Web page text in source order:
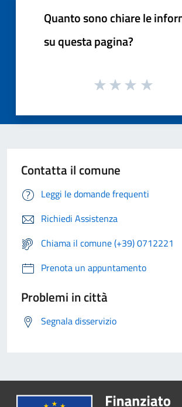
Quanto sono chiare le
su questa pagina?
Contatta il comune
Leggi le domande frequenti
Richiedi Assistenza
Chiama il comune (+39) 0712221
Prenota un appuntamento
Problemi in città
Segnala disservizio